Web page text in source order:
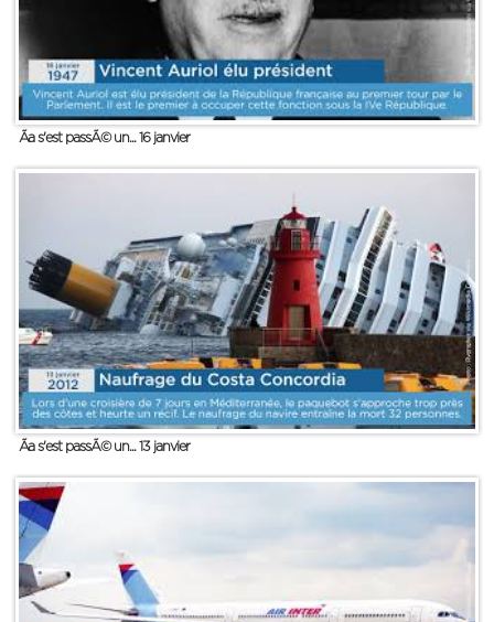
Ãa s'est passÃ© un... 16 janvier
Ãa s'est passÃ© un... 13 janvier